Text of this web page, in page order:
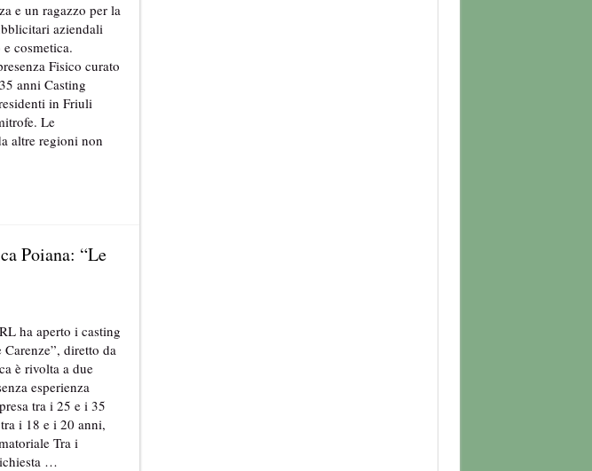
e un ragazzo per la
aziendali
cosmetica.
Fisico curato
anni Casting
in Friuli
Le
altre regioni non
Poiana: “Le
ha aperto i casting
diretto da
è rivolta a due
esperienza
tra i 25 e i 35
i 18 e i 20 anni,
Tra i
…